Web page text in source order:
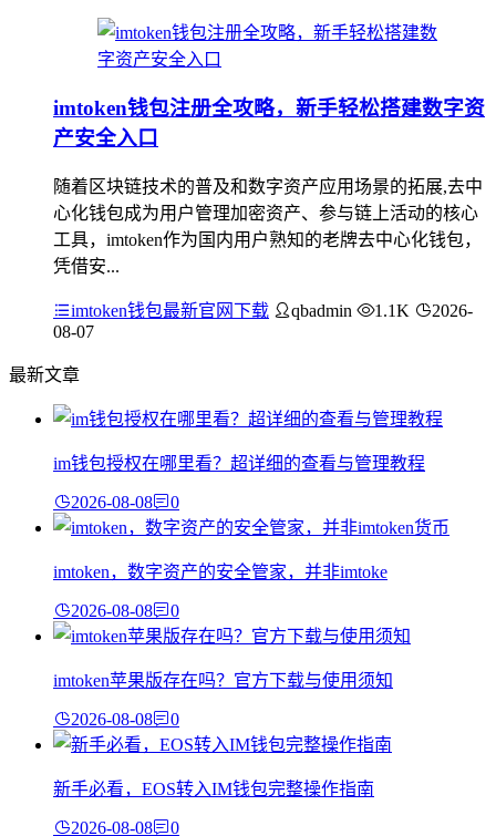
imtoken钱包注册全攻略，新手轻松搭建数字资
产安全入口
随着区块链技术的普及和数字资产应用场景的拓展,去中
心化钱包成为用户管理加密资产、参与链上活动的核心
工具，imtoken作为国内用户熟知的老牌去中心化钱包，
凭借安...
imtoken钱包最新官网下载 qbadmin 1.1K
2026-
08-07
最新文章
im钱包授权在哪里看？超详细的查看与管理教程
2026-08-08 0
imtoken，数字资产的安全管家，并非imtoke
2026-08-08 0
imtoken苹果版存在吗？官方下载与使用须知
2026-08-08 0
新手必看，EOS转入IM钱包完整操作指南
2026-08-08 0